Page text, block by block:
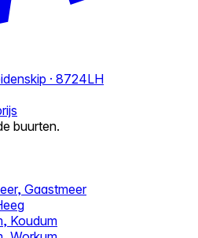
· 8724LH
buurten.
Gaastmeer
Koudum